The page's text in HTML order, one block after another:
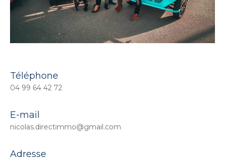
Téléphone
04 99 64 42 72
E-mail
nicolas.directimmo@gmail.com
Adresse